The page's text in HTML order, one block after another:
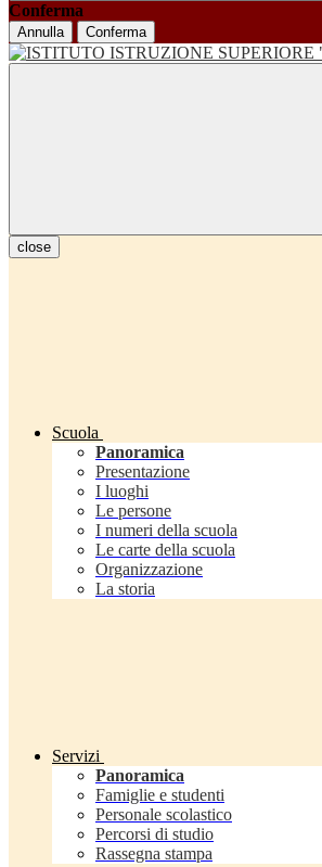
Conferma
Annulla Conferma
close
Scuola
Panoramica
Presentazione
I luoghi
Le persone
I numeri della scuola
Le carte della scuola
Organizzazione
La storia
Servizi
Panoramica
Famiglie e studenti
Personale scolastico
Percorsi di studio
Rassegna stampa